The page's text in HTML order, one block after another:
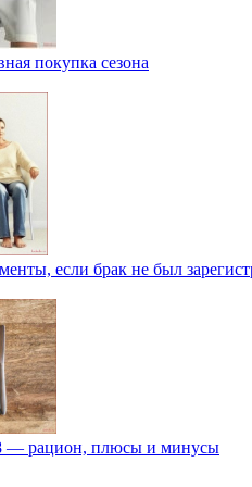
покупка сезона
если брак не был
— рацион, плюсы и минусы